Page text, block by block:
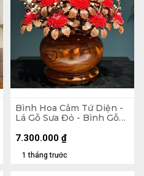
Bình Hoa Cắm Tứ Diện -
Lá Gỗ Sưa Đỏ - Bình Gỗ
Đường Kính 45 (cm)
1 tháng trước
7.300.000 ₫